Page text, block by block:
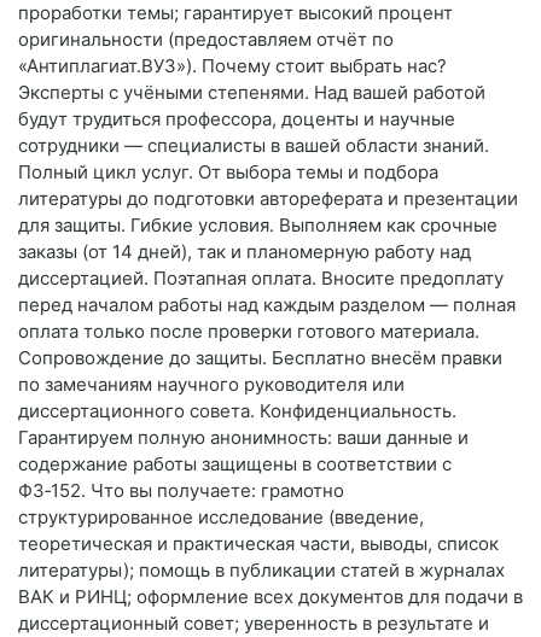
проработки темы; гарантирует высокий процент
оригинальности (предоставляем отчёт по
«Антиплагиат.ВУЗ»). Почему стоит выбрать нас?
Эксперты с учёными степенями. Над вашей работой
будут трудиться профессора, доценты и научные
сотрудники — специалисты в вашей области знаний.
Полный цикл услуг. От выбора темы и подбора
литературы до подготовки автореферата и презентации
для защиты. Гибкие условия. Выполняем как срочные
заказы (от 14 дней), так и планомерную работу над
диссертацией. Поэтапная оплата. Вносите предоплату
перед началом работы над каждым разделом — полная
оплата только после проверки готового материала.
Сопровождение до защиты. Бесплатно внесём правки
по замечаниям научного руководителя или
диссертационного совета. Конфиденциальность.
Гарантируем полную анонимность: ваши данные и
содержание работы защищены в соответствии с
ФЗ‑152. Что вы получаете: грамотно
структурированное исследование (введение,
теоретическая и практическая части, выводы, список
литературы); помощь в публикации статей в журналах
ВАК и РИНЦ; оформление всех документов для подачи в
диссертационный совет; уверенность в результате и